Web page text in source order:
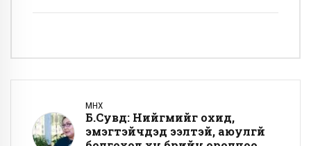
ӨМНӨХ
Б.Сувд: Нийгмийг охид,
эмэгтэйчүүдэд ээлтэй, аюулгүй